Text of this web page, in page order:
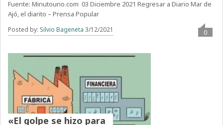
Fuente: Minutouno.com 03 Diciembre 2021 Regresar a Diario Mar de
Ajó, el diarito – Prensa Popular
Posted by: Silvio Bageneta 3/12/2021 0
«El golpe se hizo para